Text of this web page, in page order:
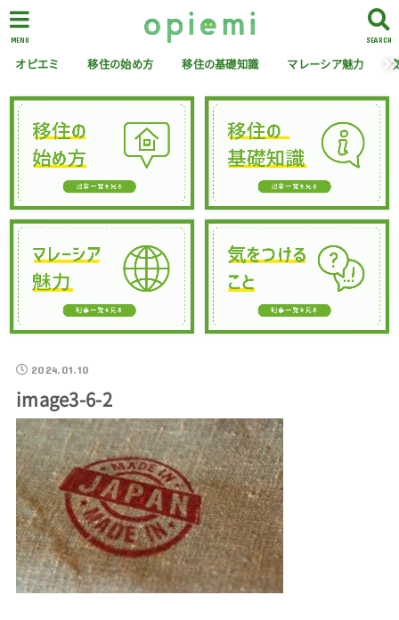
SEARCH
MENU
オピエミ 移住の始め方 移住の基礎知識 マレーシア魅力
2024.01.10
image3-6-2